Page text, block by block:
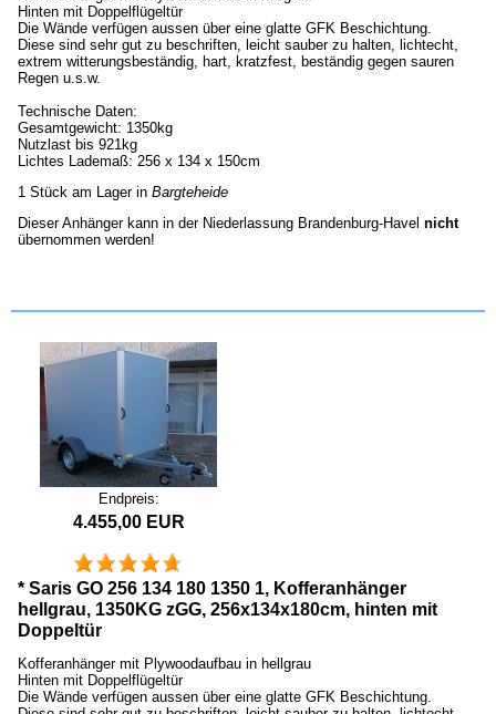
Hinten mit Doppelflügeltür
Die Wände verfügen aussen über eine glatte GFK Beschichtung.
Diese sind sehr gut zu beschriften, leicht sauber zu halten, lichtecht,
extrem witterungsbeständig, hart, kratzfest, beständig gegen sauren
Regen u.s.w.
Technische Daten:
Gesamtgewicht: 1350kg
Nutzlast bis 921kg
Lichtes Lademaß: 256 x 134 x 150cm
1 Stück am Lager in Bargteheide
Dieser Anhänger kann in der Niederlassung Brandenburg-Havel nicht
übernommen werden!
Endpreis:
4.455,00 EUR
* Saris GO 256 134 180 1350 1, Kofferanhänger
hellgrau, 1350KG zGG, 256x134x180cm, hinten mit
Doppeltür
Kofferanhänger mit Plywoodaufbau in hellgrau
Hinten mit Doppelflügeltür
Die Wände verfügen aussen über eine glatte GFK Beschichtung.